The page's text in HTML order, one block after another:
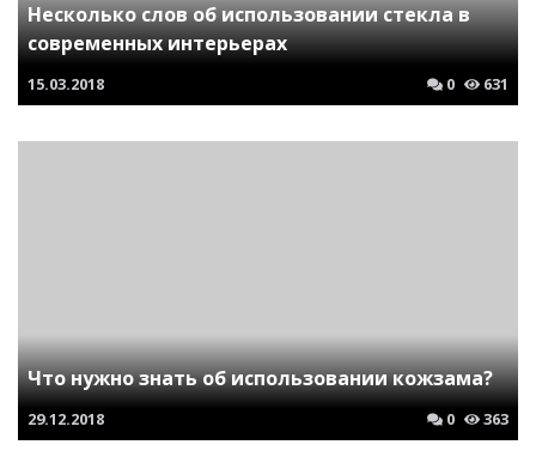
Несколько слов об использовании стекла в
современных интерьерах
15.03.2018 0 631
Что нужно знать об использовании кожзама?
29.12.2018 0 363